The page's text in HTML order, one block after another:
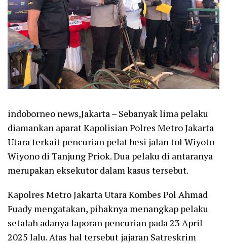
indoborneo news,Jakarta – Sebanyak lima pelaku
diamankan aparat Kapolisian Polres Metro Jakarta
Utara terkait pencurian pelat besi jalan tol Wiyoto
Wiyono di Tanjung Priok. Dua pelaku di antaranya
merupakan eksekutor dalam kasus tersebut.
Kapolres Metro Jakarta Utara Kombes Pol Ahmad
Fuady mengatakan, pihaknya menangkap pelaku
setalah adanya laporan pencurian pada 23 April
2025 lalu. Atas hal tersebut jajaran Satreskrim